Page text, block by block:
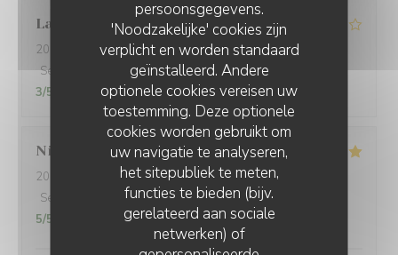
persoonsgegevens.
'Noodzakelijke' cookies zijn
verplicht en worden standaard
geïnstalleerd. Andere
optionele cookies vereisen uw
toestemming. Deze optionele
cookies worden gebruikt om
uw navigatie te analyseren,
het sitepubliek te meten,
functies te bieden (bijv.
gerelateerd aan sociale
netwerken) of
Laure
2026-06-23- 18:30 - Gasten 2
Service
Atmosfeer:4/5 Keuken: 4/5 Kwaliteit / Prijs
3/5
Nicolas
2026-06-23
- 12:45 - Gasten 2
Service
Atmosfeer: 5 /5 Keuken: 5 /5 Kwaliteit / Prijs
5/5